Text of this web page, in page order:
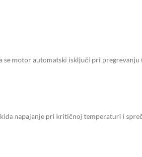
motor automatski isključi pri pregrevanju
napajanje pri kritičnoj temperaturi i